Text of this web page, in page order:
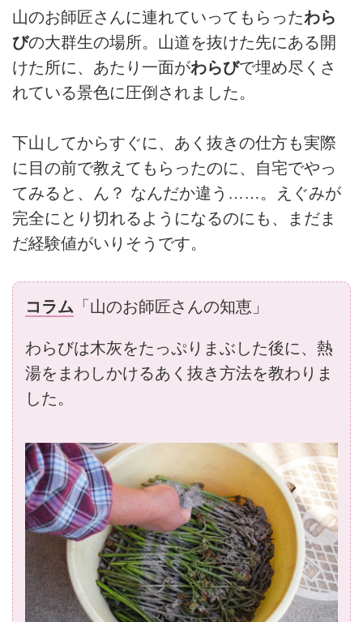
山のお師匠さんに連れていってもらったわら
びの大群生の場所。山道を抜けた先にある開
けた所に、あたり一面がわらびで埋め尽くさ
れている景色に圧倒されました。
下山してからすぐに、あく抜きの仕方も実際
に目の前で教えてもらったのに、自宅でやっ
てみると、ん？ なんだか違う……。えぐみが
完全にとり切れるようになるのにも、まだま
だ経験値がいりそうです。
コラム 「山のお師匠さんの知恵」
わらびは木灰をたっぷりまぶした後に、熱
湯をまわしかけるあく抜き方法を教わりま
した。